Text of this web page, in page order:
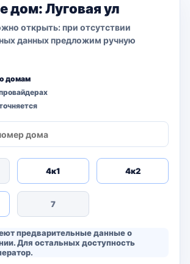
дом: Луговая ул
открыть: при отсутствии
данных предложим ручную
домам
4к1 4к2
7
предварительные данные о
Для остальных доступность